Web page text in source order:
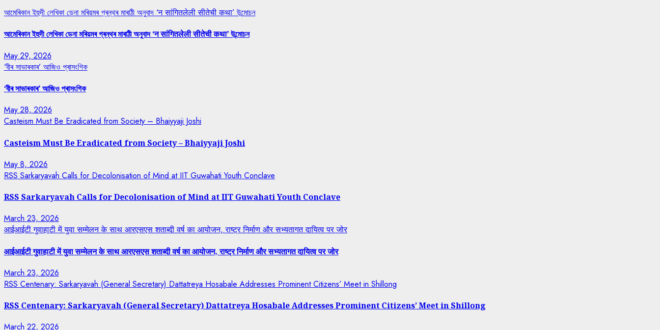
আমেৰিকান ইহুদী লেখিকা ডেনা মৰিয়মৰ গ্ৰন্থৰ মাৰাঠী অনুবাদ ‘न सांगितलेली सीतेची कथा’ উন্মোচন
আমেৰিকান ইহুদী লেখিকা ডেনা মৰিয়মৰ গ্ৰন্থৰ মাৰাঠী অনুবাদ ‘न सांगितलेली सीतेची कथा’ উন্মোচন
May 29, 2026
‘বীৰ সাভাৰকাৰ’ আজিও প্ৰাসংগিক
‘বীৰ সাভাৰকাৰ’ আজিও প্ৰাসংগিক
May 28, 2026
Casteism Must Be Eradicated from Society – Bhaiyyaji Joshi
Casteism Must Be Eradicated from Society – Bhaiyyaji Joshi
May 8, 2026
RSS Sarkaryavah Calls for Decolonisation of Mind at IIT Guwahati Youth Conclave
RSS Sarkaryavah Calls for Decolonisation of Mind at IIT Guwahati Youth Conclave
March 23, 2026
आईआईटी गुवाहाटी में युवा सम्मेलन के साथ आरएसएस शताब्दी वर्ष का आयोजन, राष्ट्र निर्माण और सभ्यतागत दायित्व पर जोर
आईआईटी गुवाहाटी में युवा सम्मेलन के साथ आरएसएस शताब्दी वर्ष का आयोजन, राष्ट्र निर्माण और सभ्यतागत दायित्व पर जोर
March 23, 2026
RSS Centenary: Sarkaryavah (General Secretary) Dattatreya Hosabale Addresses Prominent Citizens’ Meet in Shillong
RSS Centenary: Sarkaryavah (General Secretary) Dattatreya Hosabale Addresses Prominent Citizens’ Meet in Shillong
March 22, 2026